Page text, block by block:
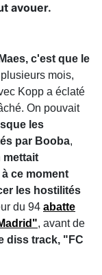
avouer.
c'est que le
mois,
Kopp a éclaté
On pouvait
les
par Booba,
mettait
ce moment
les hostilités
du 94 abatte
, avant de
diss track, "FC